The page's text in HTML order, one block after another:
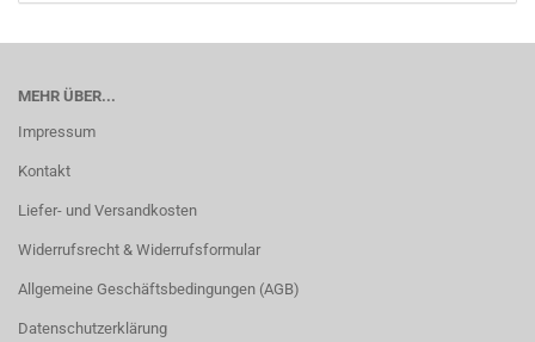
MEHR ÜBER...
Impressum
Kontakt
Liefer- und Versandkosten
Widerrufsrecht & Widerrufsformular
Allgemeine Geschäftsbedingungen (AGB)
Datenschutzerklärung